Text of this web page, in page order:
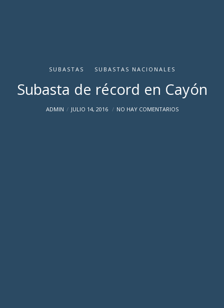
SUBASTAS SUBASTAS NACIONALES
Subasta de récord en Cayón
ADMIN JULIO 14, 2016 NO HAY COMENTARIOS